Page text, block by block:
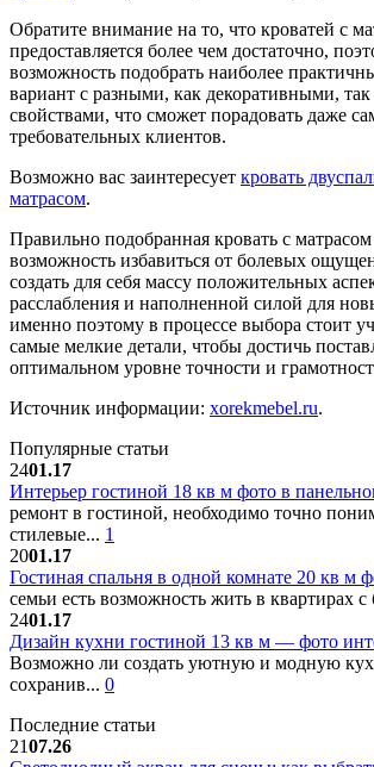
Обратите внимание на то, что кроватей с
предоставляется более чем достаточно,
возможность подобрать наиболее
вариант с разными, как декоративными,
свойствами, что сможет порадовать даже
требовательных клиентов.
Возможно вас заинтересует кровать
матрасом.
Правильно подобранная кровать с матрасом
возможность избавиться от болевых
создать для себя массу положительных
расслабления и наполненной силой для
именно поэтому в процессе выбора стоит
самые мелкие детали, чтобы достичь
оптимальном уровне точности и
Источник информации: xorekmebel.ru.
Популярные статьи
2401.17
Интерьер гостиной 18 кв м фото в
ремонт в гостиной, необходимо точно
стилевые... 1
2001.17
Гостиная спальня в одной комнате 20 кв м
семьи есть возможность жить в квартирах
2401.17
Дизайн кухни гостиной 13 кв м — фото
Возможно ли создать уютную и модную
сохранив... 0
Последние статьи
2107.26